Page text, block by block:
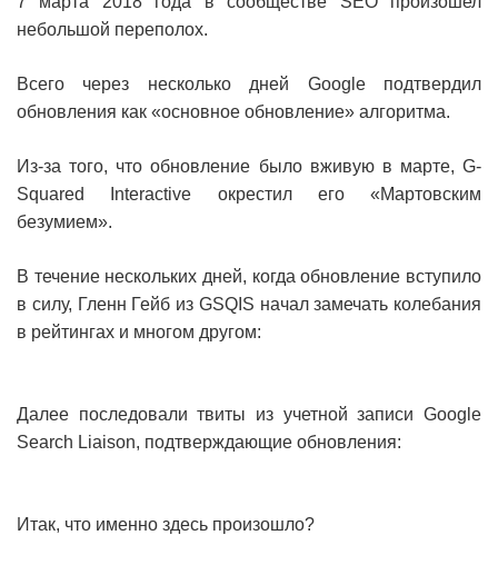
небольшой переполох.
Всего через несколько дней Google подтвердил
обновления как «основное обновление» алгоритма.
Из-за того, что обновление было вживую в марте, G-
Squared Interactive окрестил его «Мартовским
безумием».
В течение нескольких дней, когда обновление вступило
в силу, Гленн Гейб из GSQIS начал замечать колебания
в рейтингах и многом другом:
Далее последовали твиты из учетной записи Google
Search Liaison, подтверждающие обновления:
Итак, что именно здесь произошло?